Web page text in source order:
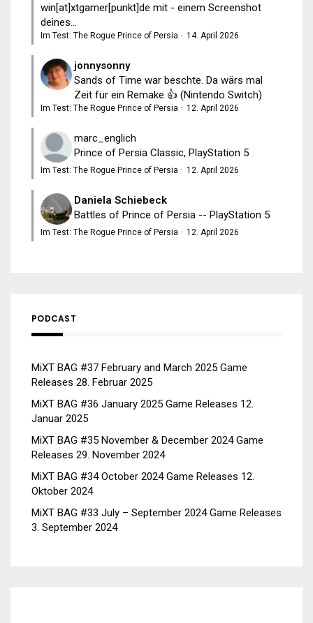
win[at]xtgamer[punkt]de mit - einem Screenshot
deines...
Im Test: The Rogue Prince of Persia · 14. April 2026
jonnysonny
Sands of Time war beschte. Da wärs mal
Zeit für ein Remake 👍 (Nintendo Switch)
Im Test: The Rogue Prince of Persia · 12. April 2026
marc_englich
Prince of Persia Classic, PlayStation 5
Im Test: The Rogue Prince of Persia · 12. April 2026
Daniela Schiebeck
Battles of Prince of Persia -- PlayStation 5
Im Test: The Rogue Prince of Persia · 12. April 2026
PODCAST
MiXT BAG #37 February and March 2025 Game
Releases 28. Februar 2025
MiXT BAG #36 January 2025 Game Releases 12.
Januar 2025
MiXT BAG #35 November & December 2024 Game
Releases 29. November 2024
MiXT BAG #34 October 2024 Game Releases 12.
Oktober 2024
MiXT BAG #33 July – September 2024 Game Releases
3. September 2024